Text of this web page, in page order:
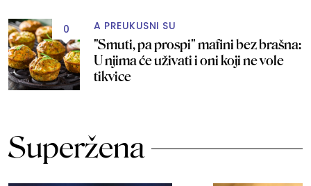
0 A PREUKUSNI SU
"Smuti, pa prospi" mafini bez brašna:
U njima će uživati i oni koji ne vole
tikvice
Superžena